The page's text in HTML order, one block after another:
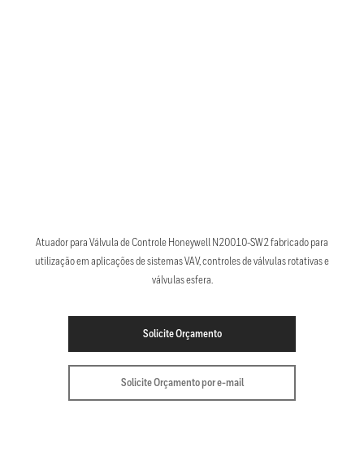
Atuador para Válvula de Controle Honeywell N20010-SW2 fabricado para
utilização em aplicações de sistemas VAV, controles de válvulas rotativas e
válvulas esfera.
Solicite Orçamento
Solicite Orçamento por e-mail